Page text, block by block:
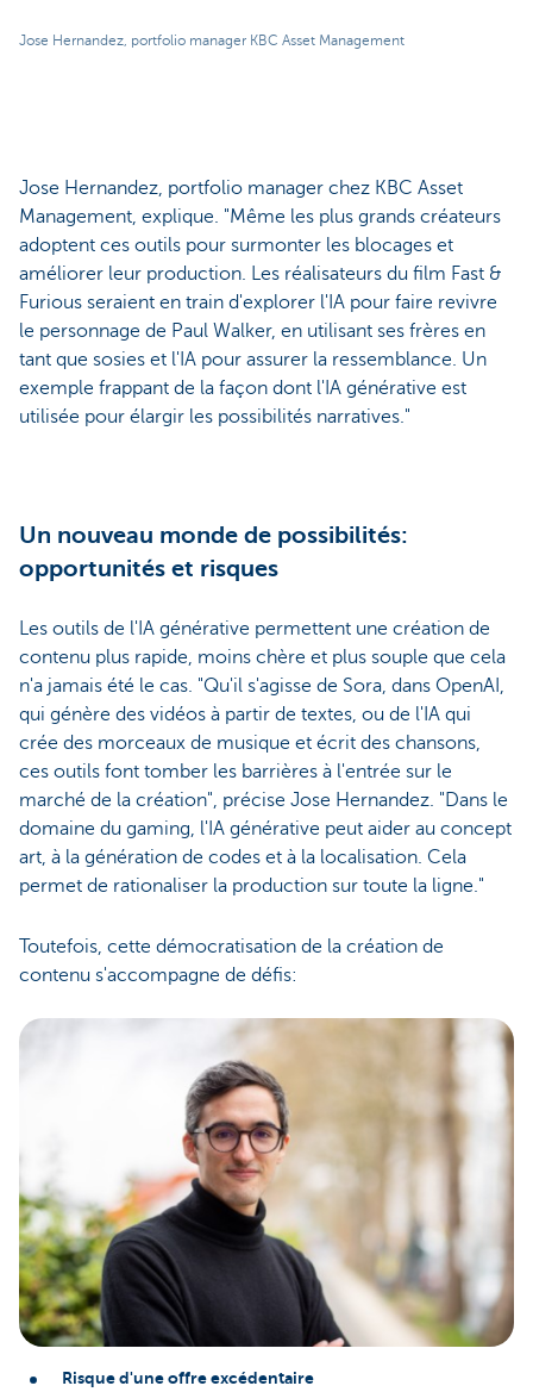
Jose Hernandez, portfolio manager KBC Asset Management
Jose Hernandez, portfolio manager chez KBC Asset
Management, explique. "Même les plus grands créateurs
adoptent ces outils pour surmonter les blocages et
améliorer leur production. Les réalisateurs du film Fast &
Furious seraient en train d'explorer l'IA pour faire revivre
le personnage de Paul Walker, en utilisant ses frères en
tant que sosies et l'IA pour assurer la ressemblance. Un
exemple frappant de la façon dont l'IA générative est
utilisée pour élargir les possibilités narratives."
Un nouveau monde de possibilités:
opportunités et risques
Les outils de l'IA générative permettent une création de
contenu plus rapide, moins chère et plus souple que cela
n'a jamais été le cas. "Qu'il s'agisse de Sora, dans OpenAI,
qui génère des vidéos à partir de textes, ou de l'IA qui
crée des morceaux de musique et écrit des chansons,
ces outils font tomber les barrières à l'entrée sur le
marché de la création", précise Jose Hernandez. "Dans le
domaine du gaming, l'IA générative peut aider au concept
art, à la génération de codes et à la localisation. Cela
permet de rationaliser la production sur toute la ligne."
Toutefois, cette démocratisation de la création de
contenu s'accompagne de défis:
Risque d'une offre excédentaire